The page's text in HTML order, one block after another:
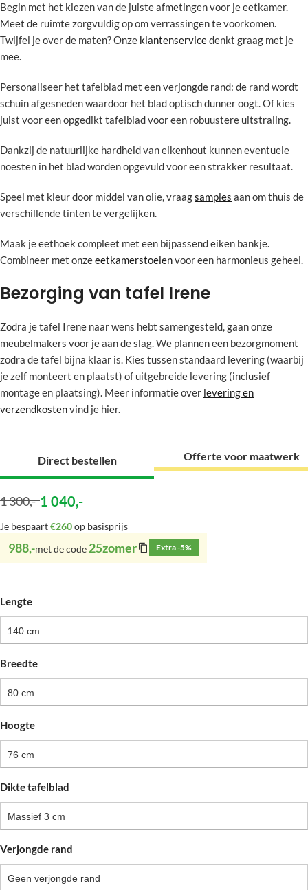
Begin met het kiezen van de juiste afmetingen voor je eetkamer.
Meet de ruimte zorgvuldig op om verrassingen te voorkomen.
Twijfel je over de maten? Onze klantenservicedenkt graag met je
mee.
Personaliseer het tafelblad met een verjongde rand: de rand wordt
schuin afgesneden waardoor het blad optisch dunner oogt. Of kies
juist voor een opgedikt tafelblad voor een robuustere uitstraling.
Dankzij de natuurlijke hardheid van eikenhout kunnen eventuele
noesten in het blad worden opgevuld voor een strakker resultaat.
Speel met kleur door middel van olie, vraagsamples aan om thuis de
verschillende tinten te vergelijken.
Maak je eethoek compleet met een bijpassend eiken bankje.
Combineer met onzeeetkamerstoelenvoor een harmonieus geheel.
Bezorging van tafel Irene
Zodra je tafel Irene naar wens hebt samengesteld, gaan onze
meubelmakers voor je aan de slag. We plannen een bezorgmoment
zodra de tafel bijna klaar is. Kies tussen standaard levering (waarbij
je zelf monteert en plaatst) of uitgebreide levering (inclusief
montage en plaatsing). Meer informatie over levering en
verzendkostenvind je hier.
Direct bestellen Offerte voor maatwerk
1 300,- 1 040,-
Je bespaart€260op basisprijs
988,-met de code 25zomer Extra -5%
Lengte
140 cm
Breedte
80 cm
Hoogte
76 cm
Dikte tafelblad
Massief 3 cm
Verjongde rand
Geen verjongde rand